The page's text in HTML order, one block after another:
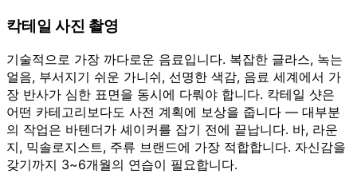
칵테일 사진 촬영
기술적으로 가장 까다로운 음료입니다. 복잡한 글라스, 녹는
얼음, 부서지기 쉬운 가니쉬, 선명한 색감, 음료 세계에서 가
장 반사가 심한 표면을 동시에 다뤄야 합니다. 칵테일 샷은
어떤 카테고리보다도 사전 계획에 보상을 줍니다 — 대부분
의 작업은 바텐더가 셰이커를 잡기 전에 끝납니다. 바, 라운
지, 믹솔로지스트, 주류 브랜드에 가장 적합합니다. 자신감을
갖기까지 3~6개월의 연습이 필요합니다.